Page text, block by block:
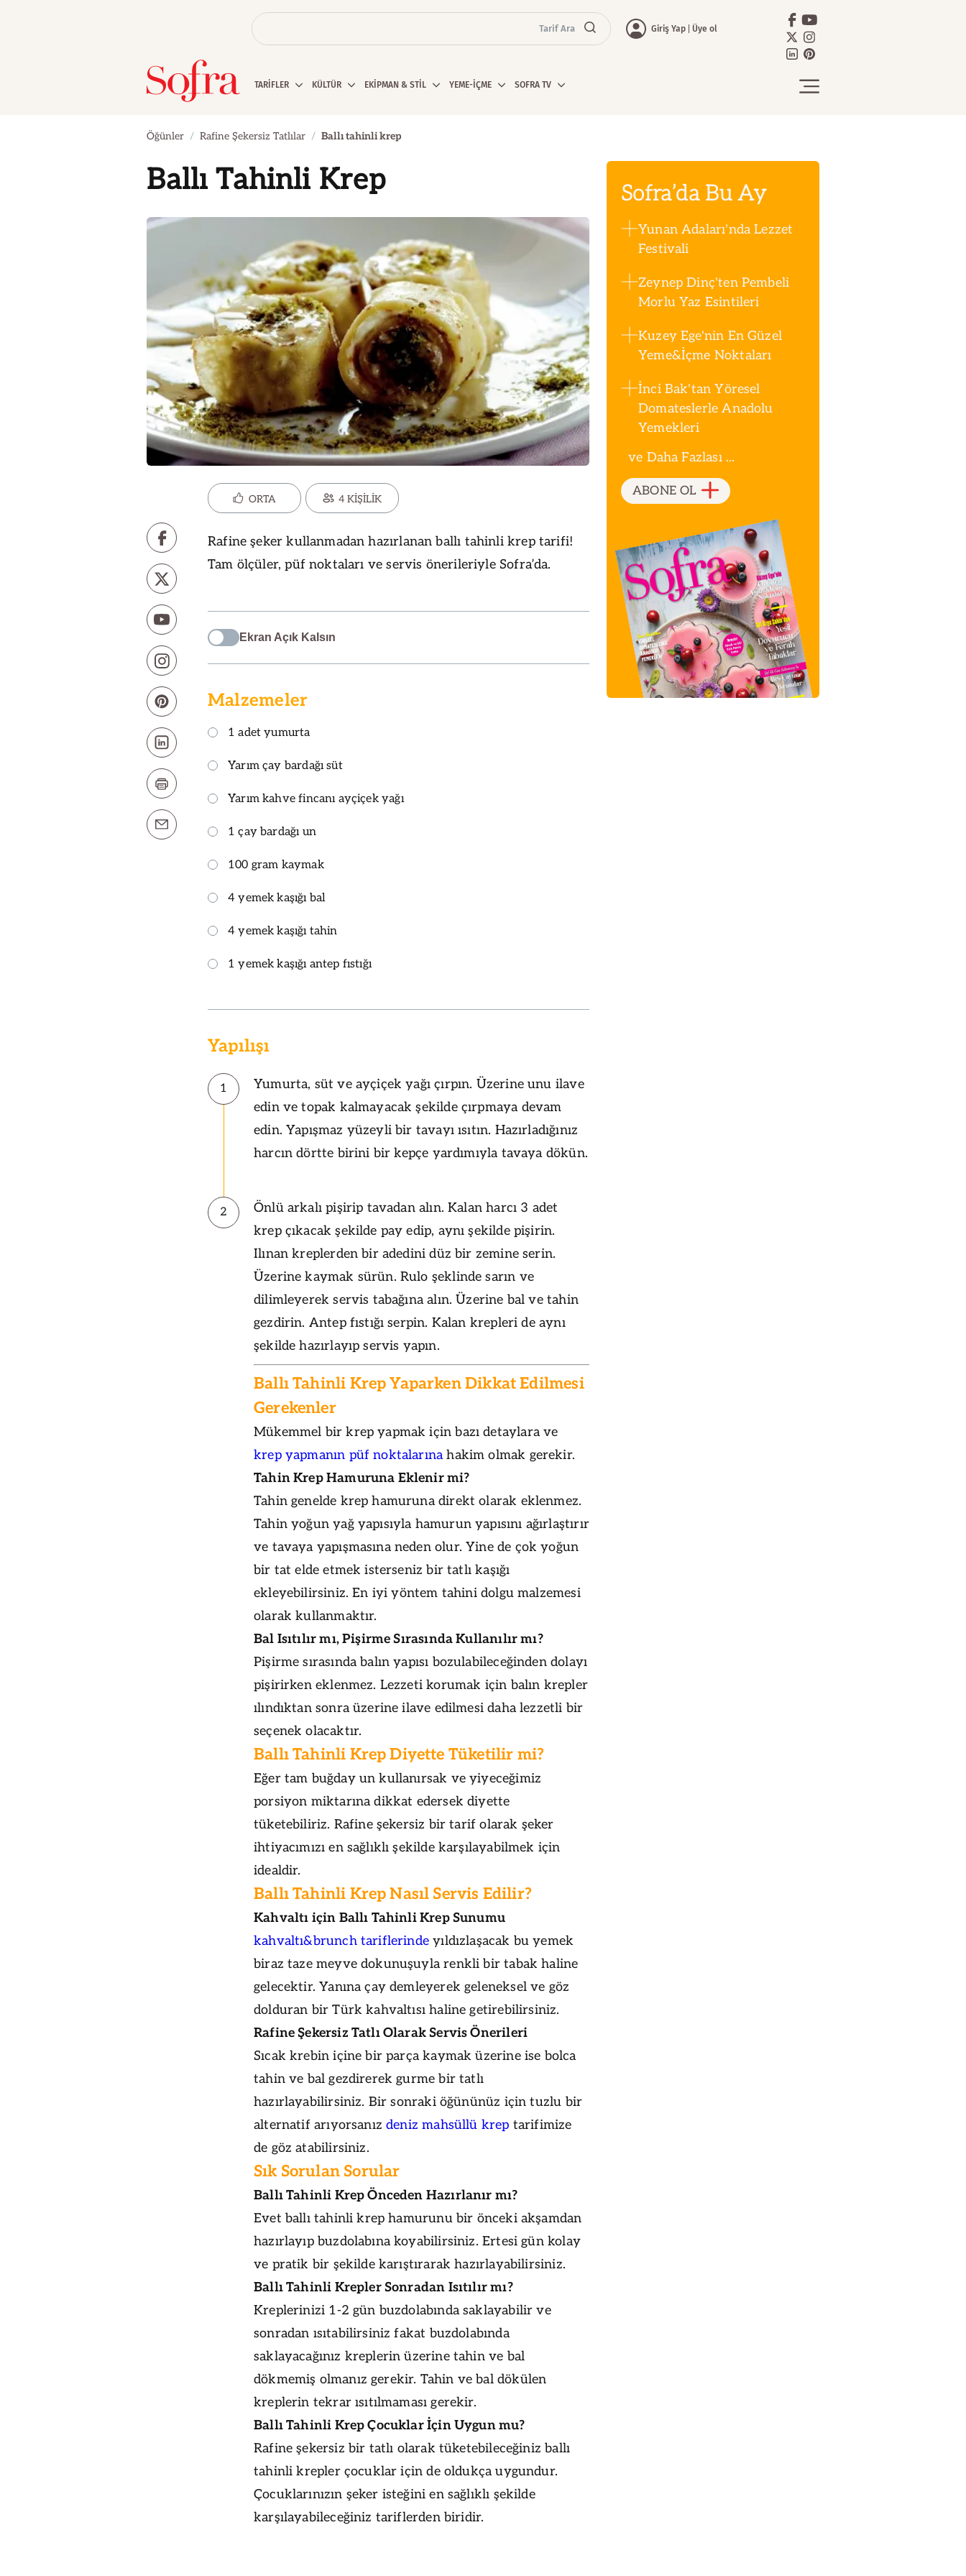
Tarif Ara Giriş Yap Üye ol
TARİFLER KÜLTÜR EKİPMAN & STİL YEME-İÇME SOFRA TV
Öğünler Rafine Şekersiz Tatlılar Ballı tahinli krep
Ballı Tahinli Krep
ORTA 4 KİŞİLİK
Rafine şeker kullanmadan hazırlanan ballı tahinli krep tarifi!
Tam ölçüler, püf noktaları ve servis önerileriyle Sofra’da.
Ekran Açık Kalsın
Malzemeler
1 adet yumurta
Yarım çay bardağı süt
Yarım kahve fincanı ayçiçek yağı
1 çay bardağı un
100 gram kaymak
4 yemek kaşığı bal
4 yemek kaşığı tahin
1 yemek kaşığı antep fıstığı
Yapılışı
1
Yumurta, süt ve ayçiçek yağı çırpın. Üzerine unu ilave
edin ve topak kalmayacak şekilde çırpmaya devam
edin. Yapışmaz yüzeyli bir tavayı ısıtın. Hazırladığınız
harcın dörtte birini bir kepçe yardımıyla tavaya dökün.
2
Önlü arkalı pişirip tavadan alın. Kalan harcı 3 adet
krep çıkacak şekilde pay edip, aynı şekilde pişirin.
Ilınan kreplerden bir adedini düz bir zemine serin.
Üzerine kaymak sürün. Rulo şeklinde sarın ve
dilimleyerek servis tabağına alın. Üzerine bal ve tahin
gezdirin. Antep fıstığı serpin. Kalan krepleri de aynı
şekilde hazırlayıp servis yapın.
Ballı Tahinli Krep Yaparken Dikkat Edilmesi
Gerekenler
Mükemmel bir krep yapmak için bazı detaylara ve
krep yapmanın püf noktalarınahakim olmak gerekir.
Tahin Krep Hamuruna Eklenir mi?
Tahin genelde krep hamuruna direkt olarak eklenmez.
Tahin yoğun yağ yapısıyla hamurun yapısını ağırlaştırır
ve tavaya yapışmasına neden olur. Yine de çok yoğun
bir tat elde etmek isterseniz bir tatlı kaşığı
ekleyebilirsiniz. En iyi yöntem tahini dolgu malzemesi
olarak kullanmaktır.
Bal Isıtılır mı, Pişirme Sırasında Kullanılır mı?
Pişirme sırasında balın yapısı bozulabileceğinden dolayı
pişirirken eklenmez. Lezzeti korumak için balın krepler
ılındıktan sonra üzerine ilave edilmesi daha lezzetli bir
seçenek olacaktır.
Ballı Tahinli Krep Diyette Tüketilir mi?
Eğer tam buğday un kullanırsak ve yiyeceğimiz
porsiyon miktarına dikkat edersek diyette
tüketebiliriz. Rafine şekersiz bir tarif olarak şeker
ihtiyacımızı en sağlıklı şekilde karşılayabilmek için
idealdir.
Ballı Tahinli Krep Nasıl Servis Edilir?
Kahvaltı için Ballı Tahinli Krep Sunumu
kahvaltı&brunch tariflerinde yıldızlaşacak bu yemek
biraz taze meyve dokunuşuyla renkli bir tabak haline
gelecektir. Yanına çay demleyerek geleneksel ve göz
dolduran bir Türk kahvaltısı haline getirebilirsiniz.
Rafine Şekersiz Tatlı Olarak Servis Önerileri
Sıcak krebin içine bir parça kaymak üzerine ise bolca
tahin ve bal gezdirerek gurme bir tatlı
hazırlayabilirsiniz. Bir sonraki öğününüz için tuzlu bir
alternatif arıyorsanızdeniz mahsüllü krep tarifimize
de göz atabilirsiniz.
Sık Sorulan Sorular
Ballı Tahinli Krep Önceden Hazırlanır mı?
Evet ballı tahinli krep hamurunu bir önceki akşamdan
hazırlayıp buzdolabına koyabilirsiniz. Ertesi gün kolay
ve pratik bir şekilde karıştırarak hazırlayabilirsiniz.
Ballı Tahinli Krepler Sonradan Isıtılır mı?
Kreplerinizi 1-2 gün buzdolabında saklayabilir ve
sonradan ısıtabilirsiniz fakat buzdolabında
saklayacağınız kreplerin üzerine tahin ve bal
dökmemiş olmanız gerekir. Tahin ve bal dökülen
kreplerin tekrar ısıtılmaması gerekir.
Ballı Tahinli Krep Çocuklar İçin Uygun mu?
Rafine şekersiz bir tatlı olarak tüketebileceğiniz ballı
tahinli krepler çocuklar için de oldukça uygundur.
Çocuklarınızın şeker isteğini en sağlıklı şekilde
karşılayabileceğiniz tariflerden biridir.
Sofra’da Bu Ay
Yunan Adaları'nda Lezzet
Festivali
Zeynep Dinç'ten Pembeli
Morlu Yaz Esintileri
Kuzey Ege'nin En Güzel
Yeme&İçme Noktaları
İnci Bak'tan Yöresel
Domateslerle Anadolu
Yemekleri
ve Daha Fazlası ...
ABONE OL